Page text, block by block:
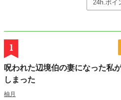
1
呪われた辺境伯の妻になった私
しまった
柚月